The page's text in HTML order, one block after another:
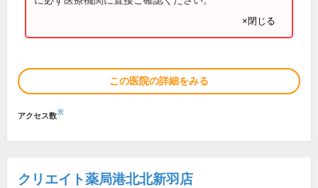
×閉じる
この医院の詳細をみる
アクセス数※
クリエイト薬局港北北新羽店